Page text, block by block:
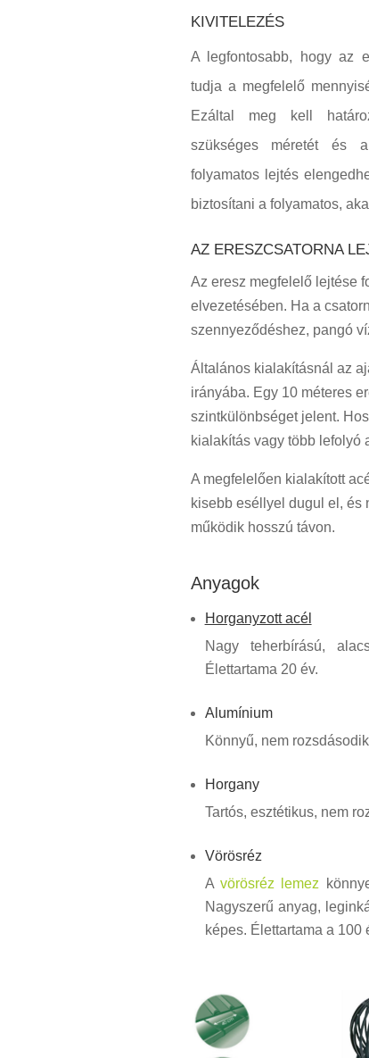
KIVITELEZÉS
A legfontosabb, hogy az
tudja a megfelelő
Ezáltal meg kell
szükséges méretét és
folyamatos lejtés
biztosítani a folyamatos,
AZ ERESZCSATORNA
Az eresz megfelelő lejtése
elvezetésében. Ha a
szennyeződéshez, pangó
Általános kialakításnál az
irányába. Egy 10 méteres
szintkülönbséget jelent.
kialakítás vagy több lefolyó
A megfelelően kialakított
kisebb eséllyel dugul el, és
működik hosszú távon.
Anyagok
Horganyzott acél
Nagy teherbírású,
Élettartama 20 év.
Alumínium
Könnyű, nem
Horgany
Tartós, esztétikus, nem
Vörösréz
A vörösréz lemez
Nagyszerű anyag,
képes. Élettartama a